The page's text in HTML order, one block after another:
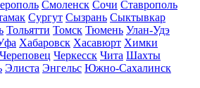
Смоленск Сочи Ставрополь
Сургут Сызрань Сыктывкар
Тольятти Томск Тюмень Улан-Удэ
Хабаровск Хасавюрт Химки
Череповец Черкесск Чита Шахты
Элиста Энгельс Южно-Сахалинск